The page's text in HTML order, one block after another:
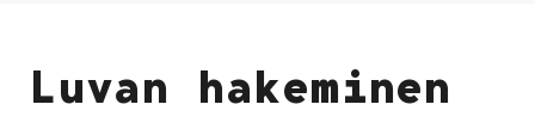
Luvan hakeminen